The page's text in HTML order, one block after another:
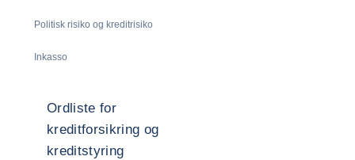
Politisk risiko og kreditrisiko
Inkasso
Ordliste for
kreditforsikring og
kreditstyring